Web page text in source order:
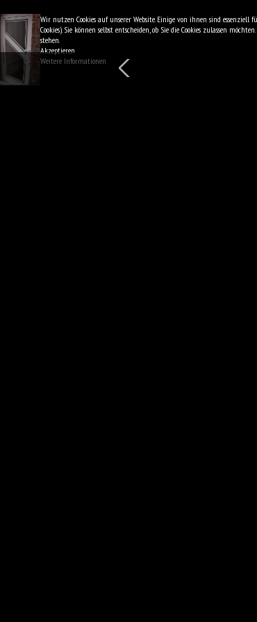
Wir nutzen Cookies auf unserer Website. Einige von ihnen sind
Cookies). Sie können selbst entscheiden, ob Sie die Cookies zulassen
stehen.
Akzeptieren
Weitere Informationen